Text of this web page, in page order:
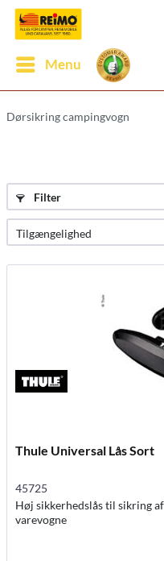
Menu
Dørsikring campingvogn
Filter
Thule Universal Lås Sort
45725
Høj sikkerhedslås til sikring
varevogne